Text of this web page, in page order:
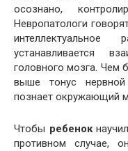
осознано,
Невропатологи
устанавливается
головного мозга. Чем
выше тонус
познает окружающий
Чтобы ребенок
противном случае,